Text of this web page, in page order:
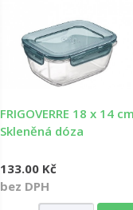
FRIGOVERRE 18 x 14 cm
Skleněná dóza
133.00 Kč
bez DPH